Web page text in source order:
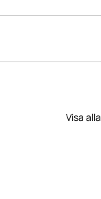
Visa alla